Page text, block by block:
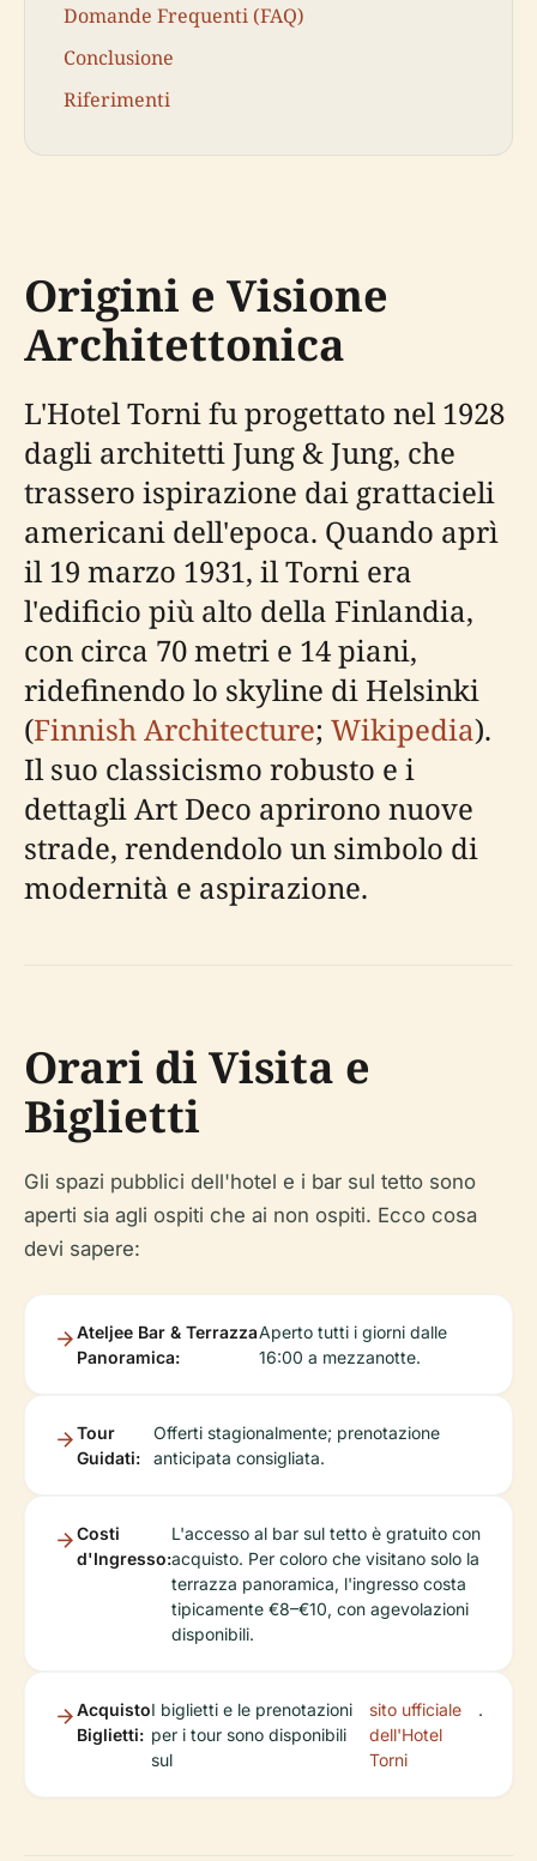
Domande Frequenti (FAQ)
Conclusione
Riferimenti
Origini e Visione
Architettonica
L'Hotel Torni fu progettato nel 1928
dagli architetti Jung & Jung, che
trassero ispirazione dai grattacieli
americani dell'epoca. Quando aprì
il 19 marzo 1931, il Torni era
l'edificio più alto della Finlandia,
con circa 70 metri e 14 piani,
ridefinendo lo skyline di Helsinki
(Finnish Architecture; Wikipedia).
Il suo classicismo robusto e i
dettagli Art Deco aprirono nuove
strade, rendendolo un simbolo di
modernità e aspirazione.
Orari di Visita e
Biglietti
Gli spazi pubblici dell'hotel e i bar sul tetto sono
aperti sia agli ospiti che ai non ospiti. Ecco cosa
devi sapere:
Ateljee Bar & Terrazza
Panoramica:
Aperto tutti i giorni dalle
16:00 a mezzanotte.
Tour
Guidati:
Offerti stagionalmente; prenotazione
anticipata consigliata.
Costi
d'Ingresso:
L'accesso al bar sul tetto è gratuito con
acquisto. Per coloro che visitano solo la
terrazza panoramica, l'ingresso costa
tipicamente €8–€10, con agevolazioni
disponibili.
Acquisto
Biglietti:
I biglietti e le prenotazioni
per i tour sono disponibili
sul
sito ufficiale
dell'Hotel
Torni
.